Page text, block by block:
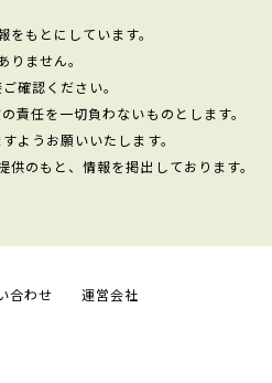
もとにしています。
ません。
確認ください。
責任を一切負わないものとします。
ようお願いいたします。
のもと、情報を掲出しております。
合わせ 運営会社